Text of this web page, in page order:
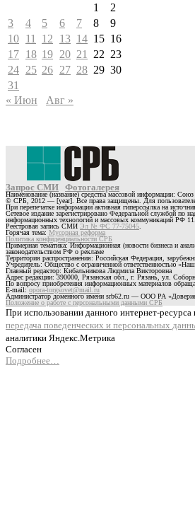
1
2
3
4 5 6 7 8
9
10 11 12 13 14 15 16
17 18 19 20 21 22 23
24 25 26 27 28 29 30
31
« Июн
Авг »
Запрос СМИ Фотогалерея
Наименование (название) средства массовой информации: Союз
© СРБ, 2012 — [year]. Все права защищены. Для
При перепечатке информации активная гиперссылка на
Сетевое издание зарегистрировано Федеральной службой по
информационных технологий и массовых коммуникаций РФ
Реестровая запись СМИ Эл № ФС 77-75045
Горячая тема: Мусорная реформа
Политика конфиденциальности СРБ
Примерная тематика: Информационная (новости бизнеса и
законодательством РФ о рекламе
Территория распространения: Российская Федерация,
Учредитель: Общество с ограниченной ответственностью
Главный редактор: Кибальникова Людмила Викторовна
Адрес редакции: 390000, Рязанская обл., г. Рязань, ул.
По вопросу приобретения информационных материалов
E-mail:opora-torgsovet@mail.ru
Администратор доменного имени srb62.ru — ООО РА «Доверие
Положение о работе с персональными данными СРБ
При использовании данного интернет-ресурса
передача поведенческих и персональных
аналитики Яндекс.Метрика
Согласен
Подробнее…